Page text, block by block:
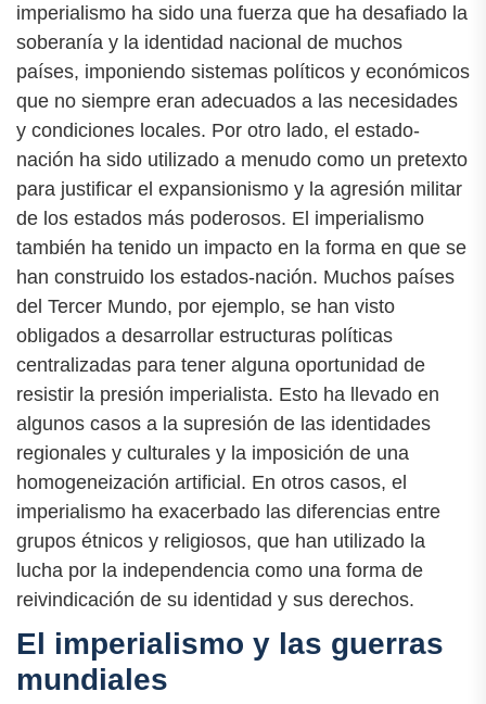
imperialismo ha sido una fuerza que ha desafiado la
soberanía y la identidad nacional de muchos
países, imponiendo sistemas políticos y económicos
que no siempre eran adecuados a las necesidades
y condiciones locales. Por otro lado, el estado-
nación ha sido utilizado a menudo como un pretexto
para justificar el expansionismo y la agresión militar
de los estados más poderosos. El imperialismo
también ha tenido un impacto en la forma en que se
han construido los estados-nación. Muchos países
del Tercer Mundo, por ejemplo, se han visto
obligados a desarrollar estructuras políticas
centralizadas para tener alguna oportunidad de
resistir la presión imperialista. Esto ha llevado en
algunos casos a la supresión de las identidades
regionales y culturales y la imposición de una
homogeneización artificial. En otros casos, el
imperialismo ha exacerbado las diferencias entre
grupos étnicos y religiosos, que han utilizado la
lucha por la independencia como una forma de
reivindicación de su identidad y sus derechos.
El imperialismo y las guerras
mundiales